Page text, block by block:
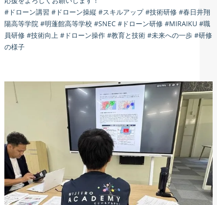
#ドローン講習 #ドローン操縦 #スキルアップ #技術研修 #春日井翔
陽高等学院 #明蓬館高等学校 #SNEC #ドローン研修 #MIRAIKU #職
員研修 #技術向上 #ドローン操作 #教育と技術 #未来への一歩 #研修
の様子